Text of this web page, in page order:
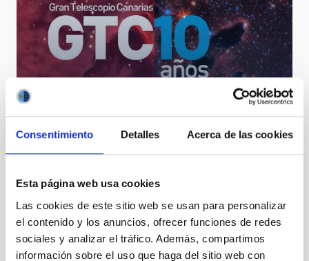
Consentimiento Detalles Acerca de las cookies
Esta página web usa cookies
Las cookies de este sitio web se usan para personalizar
el contenido y los anuncios, ofrecer funciones de redes
sociales y analizar el tráfico. Además, compartimos
información sobre el uso que haga del sitio web con
10 years of the GTC